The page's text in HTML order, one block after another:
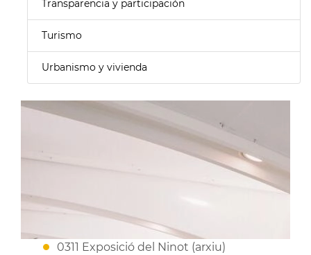
Transparencia y participación
Turismo
Urbanismo y vivienda
0311 Exposició del Ninot (arxiu)